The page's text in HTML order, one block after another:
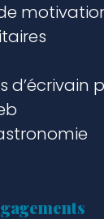
d’écrivain